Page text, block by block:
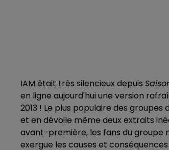
IAM était très silencieux depuis
en ligne aujourd'hui une version
2013 ! Le plus populaire des
et en dévoile même deux extraits
avant-première, les fans du groupe
exergue les causes et